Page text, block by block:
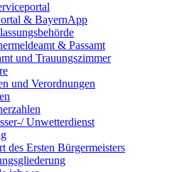
& BayernApp
& Passamt
und Trauungszimmer
und Verordnungen
Unwetterdienst
des Ersten Bürgermeisters